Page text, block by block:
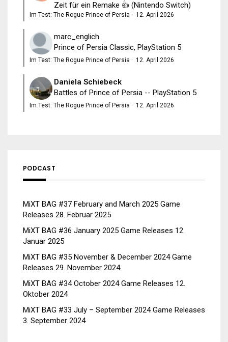
Zeit für ein Remake 👍 (Nintendo Switch)
Im Test: The Rogue Prince of Persia · 12. April 2026
marc_englich
Prince of Persia Classic, PlayStation 5
Im Test: The Rogue Prince of Persia · 12. April 2026
Daniela Schiebeck
Battles of Prince of Persia -- PlayStation 5
Im Test: The Rogue Prince of Persia · 12. April 2026
PODCAST
MiXT BAG #37 February and March 2025 Game
Releases 28. Februar 2025
MiXT BAG #36 January 2025 Game Releases 12.
Januar 2025
MiXT BAG #35 November & December 2024 Game
Releases 29. November 2024
MiXT BAG #34 October 2024 Game Releases 12.
Oktober 2024
MiXT BAG #33 July – September 2024 Game Releases
3. September 2024